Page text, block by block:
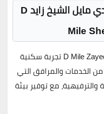
خدمات ومرافق كمبوند دي مايل الشيخ زايد D
Mile
تجربة سكنية
الخدمات والمرافقالتي
والترفيهية، مع توفير بيئة